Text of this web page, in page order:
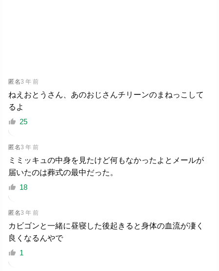
匿名3 年 前
ねえおとうさん、あのおじさんチリーンのまねっこして
るよ
25
匿名3 年 前
ミミッキュの中身を見たけど何もなかったよとメールが
届いたのは葬式の最中だった。
18
匿名3 年 前
カビゴンと一緒に昼寝した後起きると身体の血流が凄く
良くなるんやで
1